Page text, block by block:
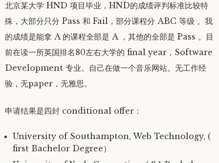
北京某大学 HND 项目毕业，HND的成绩评判标准比较特
殊，大部分只分 Pass 和 Fail，部分课程分 ABC 等级 。我
的成绩是能拿 A 的课程全部是 A ，其他的全部是 Pass 。目
前在读一所英国排名80左右大学的 final year，Software
Development 专业。自己在做一个音乐网站。无工作经
验，无paper，无雅思。
申请结果是四封 conditional offer：
University of Southampton, Web Technology, (
first Bachelor Degree）